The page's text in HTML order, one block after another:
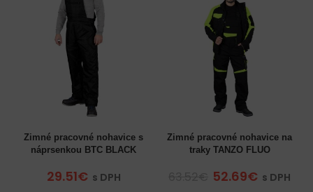
Zimné pracovné nohavice s
náprsenkou BTC BLACK
29.51€ s DPH
Zimné pracovné nohavice na
traky TANZO FLUO
52.69€ s DPH